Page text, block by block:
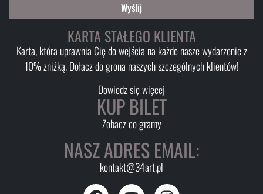
Wyślij
KARTA STAŁEGO KLIENTA
Karta, która uprawnia Cię do wejścia na każde nasze wydarzenie z
10% zniżką. Dołacz do grona naszych szczególnych klientów!
Dowiedz się więcej
KUP BILET
Zobacz co gramy
NASZ ADRES EMAIL:
kontakt@34art.pl